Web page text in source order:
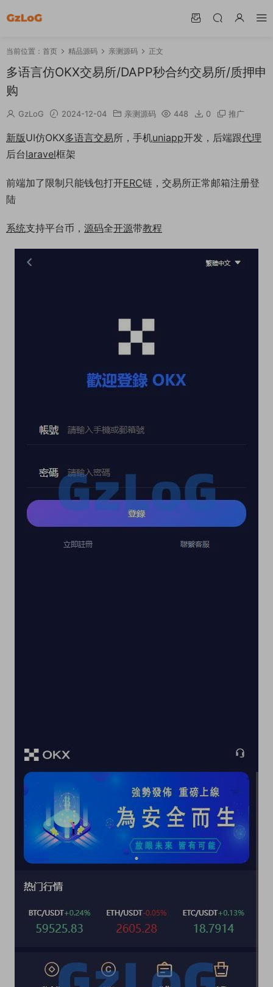
当前位置： 首页 精品源码 亲测源码 正文
多语言仿OKX交易所/DAPP秒合约交易所/质押申
购
GzLoG 2024-12-04 亲测源码 448 0 推广
新版UI仿OKX多语言交易所，手机uniapp开发，后端跟代理
后台laravel框架
前端加了限制只能钱包打开ERC链，交易所正常邮箱注册登
陆
系统支持平台币， 源码全开源带教程